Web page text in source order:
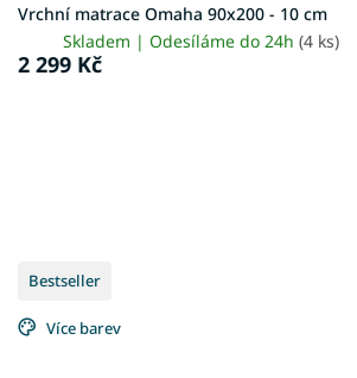
Vrchní matrace Omaha 90x200 - 10 cm
Skladem | Odesíláme do 24h (4 ks)
2 299 Kč
Bestseller
Více barev